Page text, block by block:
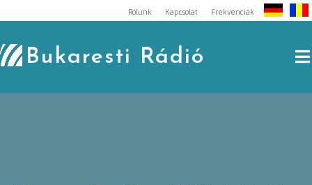
to
content
Rólunk Kapcsolat Frekvenciák
Bukaresti Rádió